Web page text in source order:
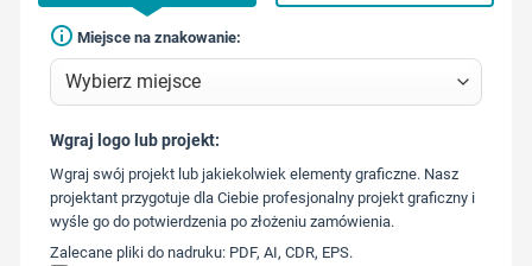
Miejsce na znakowanie:
573 568
217
Wgraj logo lub projekt:
Wgraj swój projekt lub jakiekolwiek elementy graficzne. Nasz
projektant przygotuje dla Ciebie profesjonalny projekt graficzny i
wyśle go do potwierdzenia po złożeniu zamówienia.
Zalecane pliki do nadruku: PDF, AI, CDR, EPS.